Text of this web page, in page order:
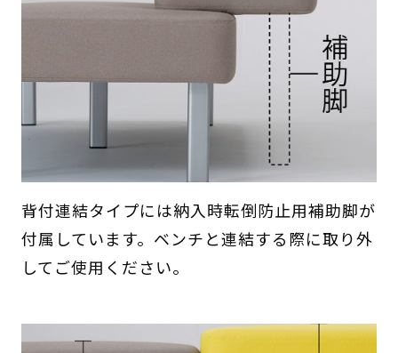
背付連結タイプには納入時転倒防止用補助脚が
付属しています。ベンチと連結する際に取り外
してご使用ください。